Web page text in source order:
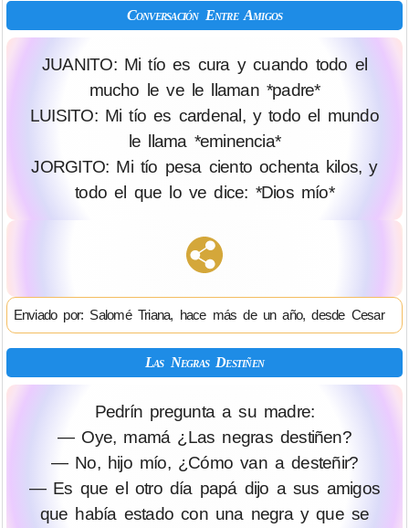
Conversación Entre Amigos
JUANITO: Mi tío es cura y cuando todo el
mucho le ve le llaman *padre*
LUISITO: Mi tío es cardenal, y todo el mundo
le llama *eminencia*
JORGITO: Mi tío pesa ciento ochenta kilos, y
todo el que lo ve dice: *Dios mío*
Enviado por: Salomé Triana, hace más de un año, desde Cesar
Las Negras Destiñen
Pedrín pregunta a su madre:
— Oye, mamá ¿Las negras destiñen?
— No, hijo mío, ¿Cómo van a desteñir?
— Es que el otro día papá dijo a sus amigos
que había estado con una negra y que se